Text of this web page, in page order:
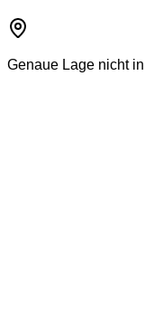
Genaue Lage nicht